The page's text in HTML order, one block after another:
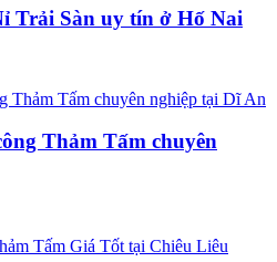
Trải Sàn uy tín ở Hố Nai
Thảm Tấm chuyên